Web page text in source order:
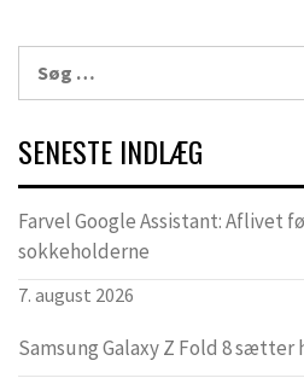
efter:
SENESTE INDLÆG
Farvel Google Assistant: Aflivet
sokkeholderne
7. august 2026
Samsung Galaxy Z Fold 8